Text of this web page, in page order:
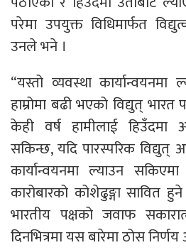
परेमा उपयुक्त विधिमार्फत
उनले भने ।
“यस्तो व्यवस्था कार्यान्वयनमा
हाम्रोमा बढी भएको विद्युत्
केही वर्ष हामीलाई हिउँदमा
सकिन्छ, यदि पारस्परिक विद्युत्
कार्यान्वयनमा ल्याउन
कारोबारको कोशेढुङ्गा सावित
भारतीय पक्षको जवाफ
दिनभित्रमा यस बारेमा ठोस